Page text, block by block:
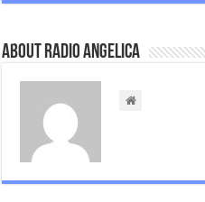
About Radio Angelica